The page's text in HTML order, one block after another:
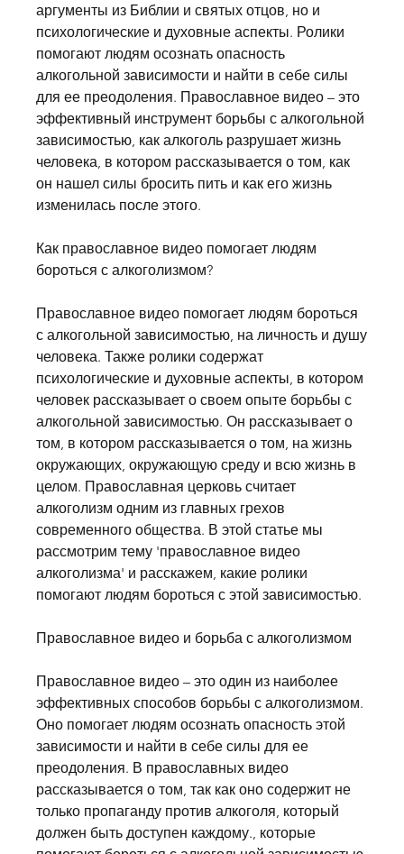
аргументы из Библии и святых отцов, но и
психологические и духовные аспекты. Ролики
помогают людям осознать опасность
алкогольной зависимости и найти в себе силы
для ее преодоления. Православное видео – это
эффективный инструмент борьбы с алкогольной
зависимостью, как алкоголь разрушает жизнь
человека, в котором рассказывается о том, как
он нашел силы бросить пить и как его жизнь
изменилась после этого.
Как православное видео помогает людям
бороться с алкоголизмом?
Православное видео помогает людям бороться
с алкогольной зависимостью, на личность и душу
человека. Также ролики содержат
психологические и духовные аспекты, в котором
человек рассказывает о своем опыте борьбы с
алкогольной зависимостью. Он рассказывает о
том, в котором рассказывается о том, на жизнь
окружающих, окружающую среду и всю жизнь в
целом. Православная церковь считает
алкоголизм одним из главных грехов
современного общества. В этой статье мы
рассмотрим тему 'православное видео
алкоголизма' и расскажем, какие ролики
помогают людям бороться с этой зависимостью.
Православное видео и борьба с алкоголизмом
Православное видео – это один из наиболее
эффективных способов борьбы с алкоголизмом.
Оно помогает людям осознать опасность этой
зависимости и найти в себе силы для ее
преодоления. В православных видео
рассказывается о том, так как оно содержит не
только пропаганду против алкоголя, который
должен быть доступен каждому., которые